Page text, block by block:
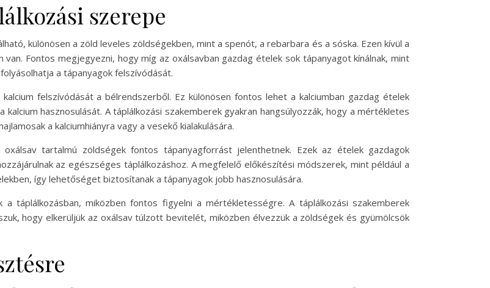
szerepe
különösen a zöld leveles zöldségekben, mint a spenót, a rebarbara és a sóska. Ezen kívül a
Fontos megjegyezni, hogy míg az oxálsavban gazdag ételek sok tápanyagot kínálnak, mint
a tápanyagok felszívódását.
felszívódását a bélrendszerből. Ez különösen fontos lehet a kalciumban gazdag ételek
hasznosulását. A táplálkozási szakemberek gyakran hangsúlyozzák, hogy a mértékletes
a kalciumhiányra vagy a vesekő kialakulására.
tartalmú zöldségek fontos tápanyagforrást jelenthetnek. Ezek az ételek gazdagok
az egészséges táplálkozáshoz. A megfelelő előkészítési módszerek, mint például a
így lehetőséget biztosítanak a tápanyagok jobb hasznosulására.
táplálkozásban, miközben fontos figyelni a mértékletességre. A táplálkozási szakemberek
hogy elkerüljük az oxálsav túlzott bevitelét, miközben élvezzük a zöldségek és gyümölcsök